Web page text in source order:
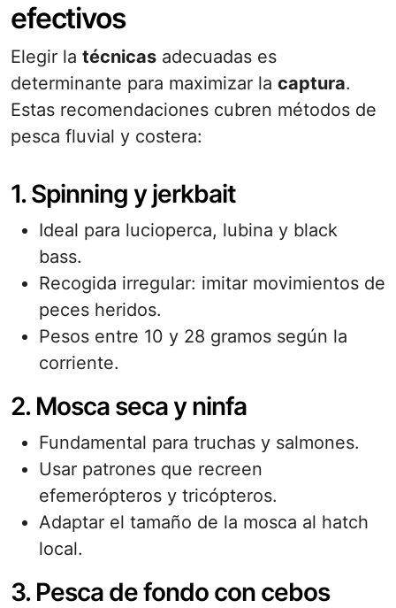
efectivos
Elegir la técnicas adecuadas es
determinante para maximizar la captura.
Estas recomendaciones cubren métodos de
pesca fluvial y costera:
1. Spinning y jerkbait
Ideal para lucioperca, lubina y black
bass.
Recogida irregular: imitar movimientos de
peces heridos.
Pesos entre 10 y 28 gramos según la
corriente.
2. Mosca seca y ninfa
Funda­mental para truchas y salmones.
Usar patrones que recreen
efemerópteros y tricópteros.
Adaptar el tamaño de la mosca al hatch
local.
3. Pesca de fondo con cebos